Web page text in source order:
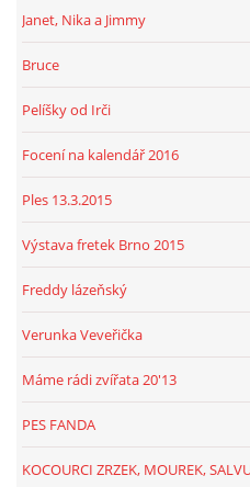
Janet, Nika a Jimmy
Bruce
Pelíšky od Irči
Focení na kalendář 2016
Ples 13.3.2015
Výstava fretek Brno 2015
Freddy lázeňský
Verunka Veveřička
Máme rádi zvířata 20'13
PES FANDA
KOCOURCI ZRZEK, MOUREK,